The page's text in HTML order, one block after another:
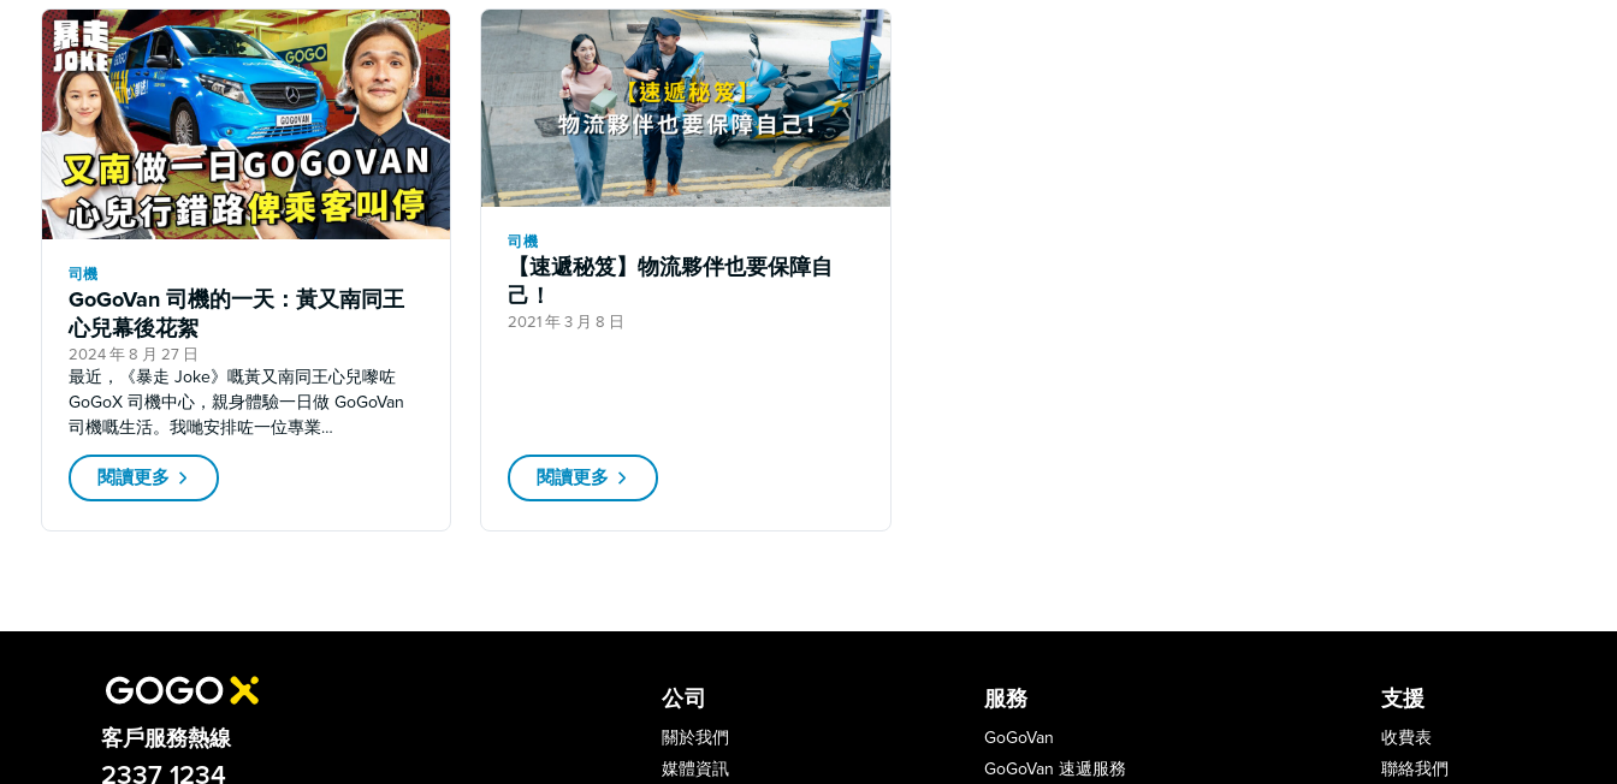
司機
GoGoVan 司機的一天：黃又南同王
心兒幕後花絮
2024 年 8 月 27 日
最近，《暴走 Joke》嘅黃又南同王心兒嚟咗
GoGoX 司機中心，親身體驗一日做 GoGoVan
司機嘅生活。我哋安排咗一位專業…
閱讀更多
司機
【速遞秘笈】物流夥伴也要保障自
己！
2021 年 3 月 8 日
閱讀更多
客戶服務熱線
2337 1234
公司
關於我們
媒體資訊
服務
GoGoVan
GoGoVan 速遞服務
支援
收費表
聯絡我們